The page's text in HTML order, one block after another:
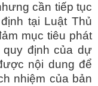
cần tiếp tục
tại Luật Thủ
mục tiêu phát
định của dự
nội dung để
nhiệm của bản